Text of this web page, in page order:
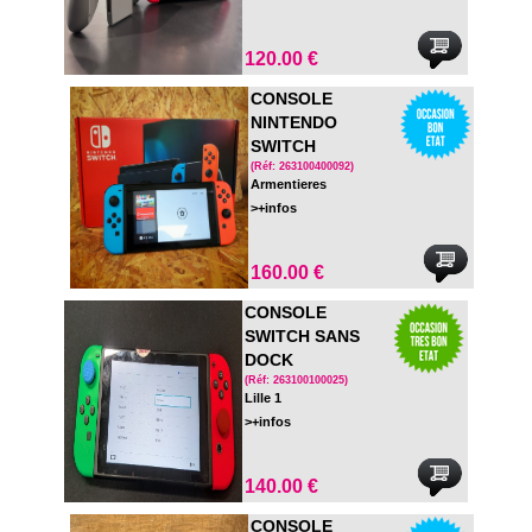
120.00 €
CONSOLE
NINTENDO
SWITCH
COMPLETE - EN
BOITE
(Réf: 263100400092)
Armentieres
>+infos
160.00 €
CONSOLE
SWITCH SANS
DOCK
(Réf: 263100100025)
Lille 1
>+infos
140.00 €
CONSOLE